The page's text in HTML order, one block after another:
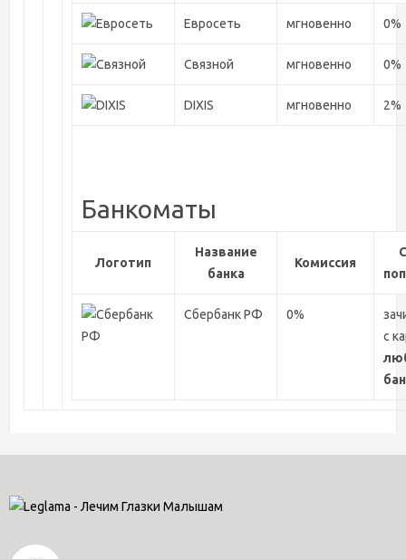
Евросеть мгновенно 0%
Связной мгновенно 0%
DIXIS мгновенно 2%
Банкоматы
Логотип
Название
банка
Комиссия
Сбербанк РФ 0%
с